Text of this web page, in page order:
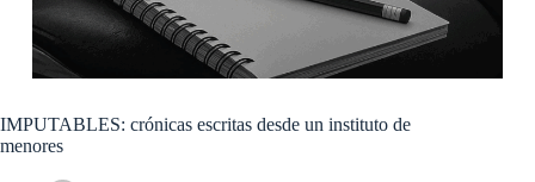
IMPUTABLES: crónicas escritas desde un instituto de
menores